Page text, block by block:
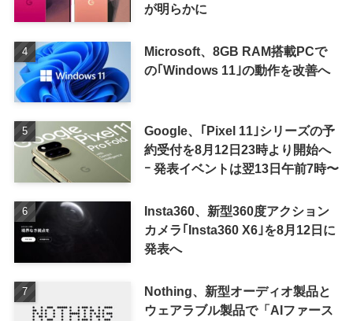
が明らかに
Microsoft、8GB RAM搭載PCで
の｢Windows 11｣の動作を改善へ
Google、｢Pixel 11｣シリーズの予
約受付を8月12日23時より開始へ
ｰ 発表イベントは翌13日午前7時〜
Insta360、新型360度アクション
カメラ｢Insta360 X6｣を8月12日に
発表へ
Nothing、新型オーディオ製品と
ウェアラブル製品で「AIファース